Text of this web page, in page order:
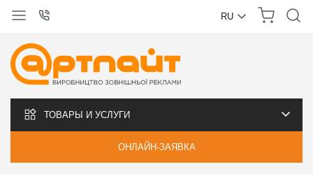
RU
ТОВАРЫ И УСЛУГИ
ОНЛАЙН-ЗАЯВКА